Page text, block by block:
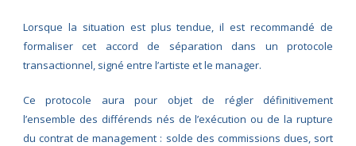
Lorsque la situation est plus tendue, il est recommandé de
formaliser cet accord de séparation dans un protocole
transactionnel, signé entre l’artiste et le manager.
Ce protocole aura pour objet de régler définitivement
l’ensemble des différends nés de l’exécution ou de la rupture
du contrat de management : solde des commissions dues, sort